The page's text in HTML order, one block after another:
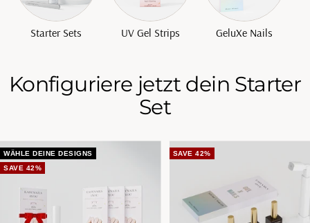
Starter Sets UV Gel Strips GeluXe Nails
Konfiguriere jetzt dein Starter
Set
WÄHLE DEINE DESIGNS
SAVE 42%
SAVE 42%